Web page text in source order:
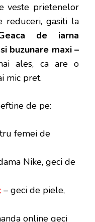
veste prietenelor
reduceri, gasiti la
de iarna
buzunare maxi –
ales, ca are o
mic pret.
de pe:
femei de
Nike, geci de
– geci de piele,
online geci